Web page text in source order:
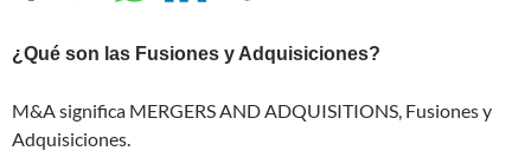
¿Qué son las Fusiones y Adquisiciones?
M&A significa MERGERS AND ADQUISITIONS, Fusiones y
Adquisiciones.